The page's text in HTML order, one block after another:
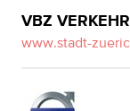
VBZ
www.stadt-